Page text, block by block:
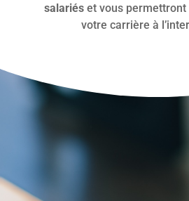
salariés et vous
votre carrière à